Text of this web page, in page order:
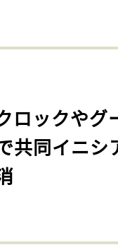
ロックやグ
共同イニシ